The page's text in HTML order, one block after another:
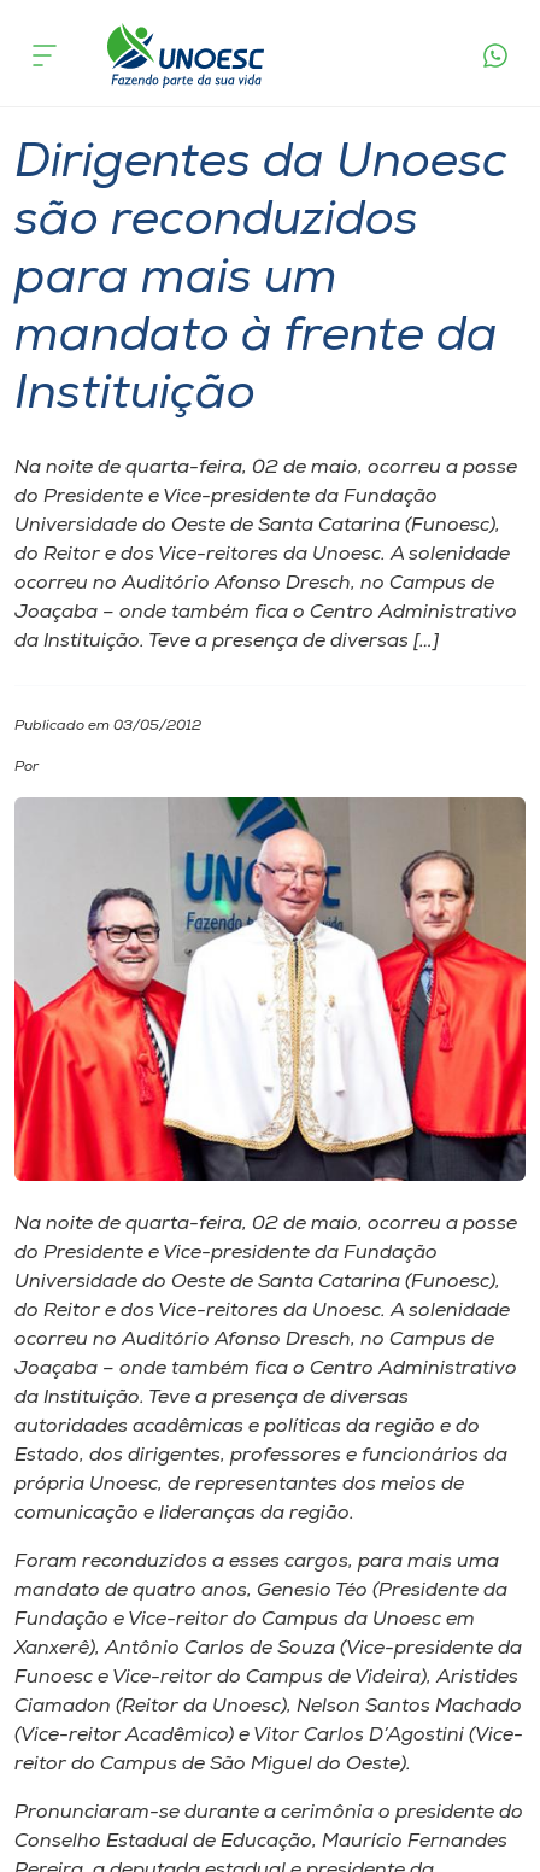
Cursos
Pesquisa
Atendimento ao Estudante
Portal de Ensino
Internacionalização
I.nova
Cultura
CPA
Editora
Rádio
Museu
Unoesc
Selecione
A+
A-
acontece
Dirigentes da Unoesc
são reconduzidos
para mais um
mandato à frente da
Instituição
Na noite de quarta-feira, 02 de maio, ocorreu a posse
do Presidente e Vice-presidente da Fundação
Universidade do Oeste de Santa Catarina (Funoesc),
do Reitor e dos Vice-reitores da Unoesc. A solenidade
ocorreu no Auditório Afonso Dresch, no Campus de
Joaçaba – onde também fica o Centro Administrativo
da Instituição. Teve a presença de diversas […]
Publicado em 03/05/2012
Por
Na noite de quarta-feira, 02 de maio, ocorreu a posse
do Presidente e Vice-presidente da Fundação
Universidade do Oeste de Santa Catarina (Funoesc),
do Reitor e dos Vice-reitores da Unoesc. A solenidade
ocorreu no Auditório Afonso Dresch, no Campus de
Joaçaba – onde também fica o Centro Administrativo
da Instituição. Teve a presença de diversas
autoridades acadêmicas e políticas da região e do
Estado, dos dirigentes, professores e funcionários da
própria Unoesc, de representantes dos meios de
comunicação e lideranças da região.
Foram reconduzidos a esses cargos, para mais uma
mandato de quatro anos, Genesio Téo (Presidente da
Fundação e Vice-reitor do Campus da Unoesc em
Xanxerê), Antônio Carlos de Souza (Vice-presidente da
Funoesc e Vice-reitor do Campus de Videira), Aristides
Ciamadon (Reitor da Unoesc), Nelson Santos Machado
(Vice-reitor Acadêmico) e Vitor Carlos D’Agostini (Vice-
reitor do Campus de São Miguel do Oeste).
Pronunciaram-se durante a cerimônia o presidente do
Conselho Estadual de Educação, Maurício Fernandes